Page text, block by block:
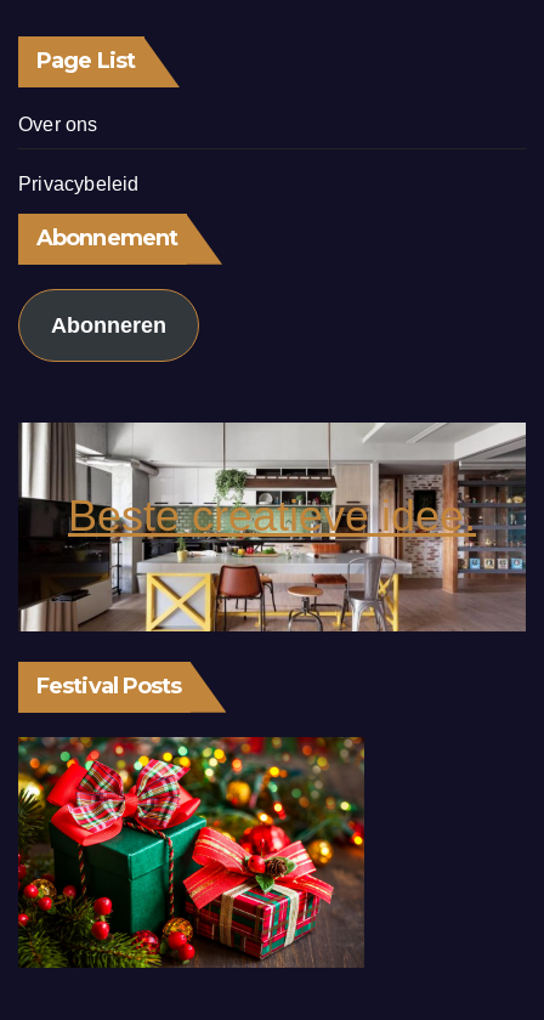
Page List
Over ons
Privacybeleid
Abonnement
Abonneren
Beste creatieve idee.
Festival Posts